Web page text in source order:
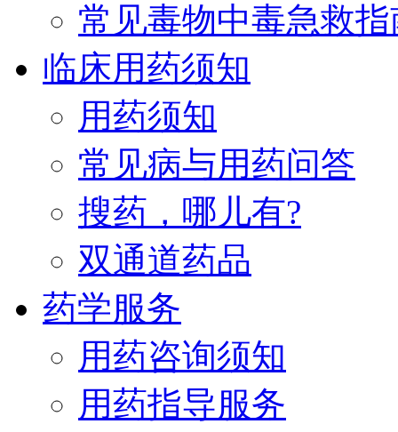
常见毒物中毒急救指
临床用药须知
用药须知
常见病与用药问答
搜药，哪儿有?
双通道药品
药学服务
用药咨询须知
用药指导服务